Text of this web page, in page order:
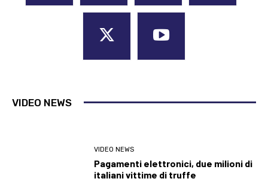
VIDEO NEWS
VIDEO NEWS
Pagamenti elettronici, due milioni di
italiani vittime di truffe